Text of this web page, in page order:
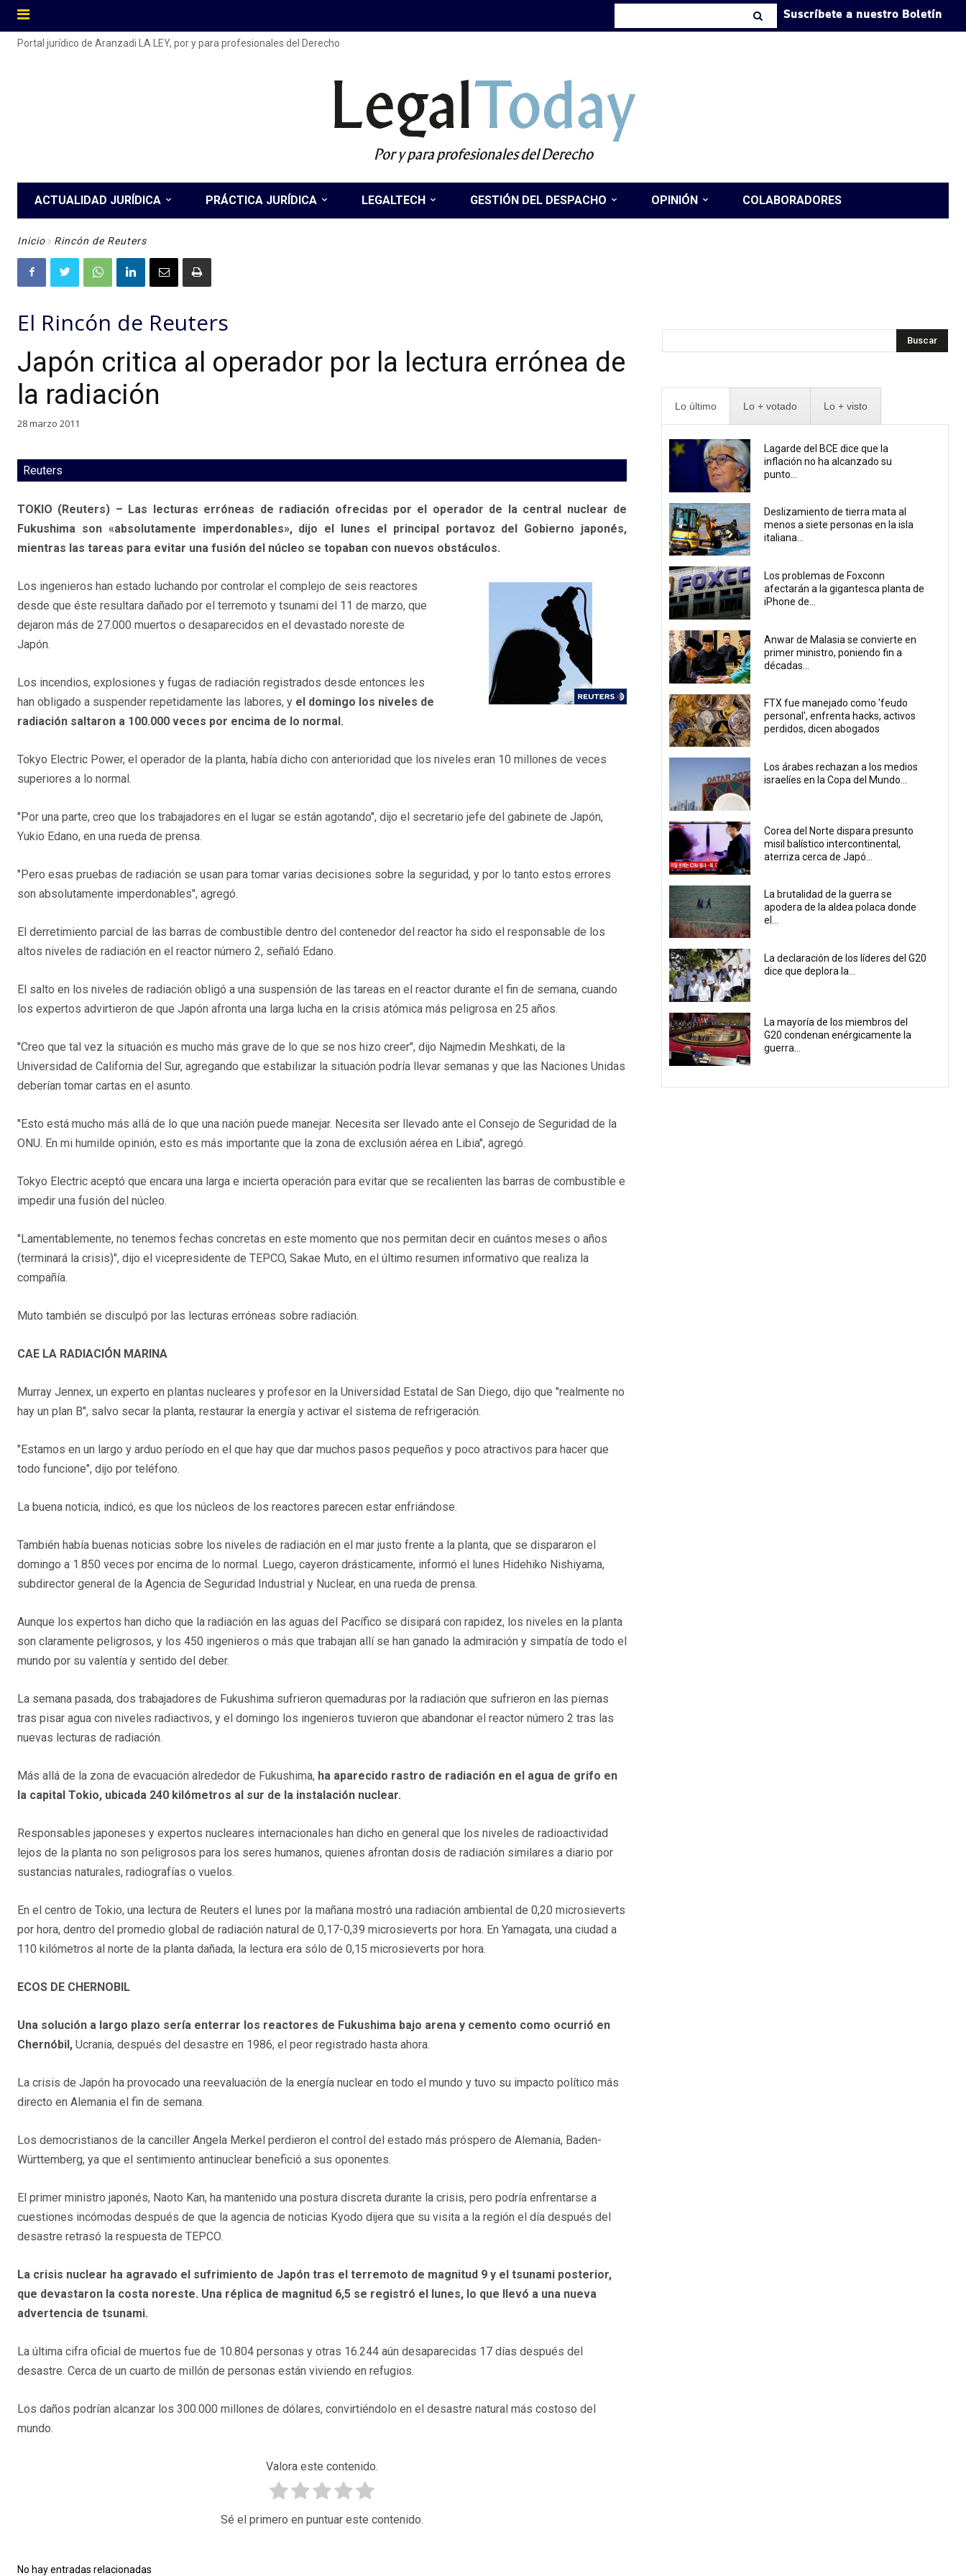
Suscríbete a nuestro Boletín
Portal jurídico de Aranzadi LA LEY, por y para profesionales del Derecho
LegalToday
Por y para profesionales del Derecho
ACTUALIDAD JURÍDICA PRÁCTICA JURÍDICA LEGALTECH GESTIÓN DEL DESPACHO OPINIÓN COLABORADORES
Inicio Rincón de Reuters
El Rincón de Reuters
Japón critica al operador por la lectura errónea de
la radiación
28 marzo 2011
Reuters
TOKIO (Reuters) – Las lecturas erróneas de radiación ofrecidas por el operador de la central nuclear de
Fukushima son «absolutamente imperdonables», dijo el lunes el principal portavoz del Gobierno japonés,
mientras las tareas para evitar una fusión del núcleo se topaban con nuevos obstáculos.
Los ingenieros han estado luchando por controlar el complejo de seis reactores
desde que éste resultara dañado por el terremoto y tsunami del 11 de marzo, que
dejaron más de 27.000 muertos o desaparecidos en el devastado noreste de
Japón.
Los incendios, explosiones y fugas de radiación registrados desde entonces les
han obligado a suspender repetidamente las labores, y el domingo los niveles de
radiación saltaron a 100.000 veces por encima de lo normal.
Tokyo Electric Power, el operador de la planta, había dicho con anterioridad que los niveles eran 10 millones de veces
superiores a lo normal.
"Por una parte, creo que los trabajadores en el lugar se están agotando", dijo el secretario jefe del gabinete de Japón,
Yukio Edano, en una rueda de prensa.
"Pero esas pruebas de radiación se usan para tomar varias decisiones sobre la seguridad, y por lo tanto estos errores
son absolutamente imperdonables", agregó.
El derretimiento parcial de las barras de combustible dentro del contenedor del reactor ha sido el responsable de los
altos niveles de radiación en el reactor número 2, señaló Edano.
El salto en los niveles de radiación obligó a una suspensión de las tareas en el reactor durante el fin de semana, cuando
los expertos advirtieron de que Japón afronta una larga lucha en la crisis atómica más peligrosa en 25 años.
"Creo que tal vez la situación es mucho más grave de lo que se nos hizo creer", dijo Najmedin Meshkati, de la
Universidad de California del Sur, agregando que estabilizar la situación podría llevar semanas y que las Naciones Unidas
deberían tomar cartas en el asunto.
"Esto está mucho más allá de lo que una nación puede manejar. Necesita ser llevado ante el Consejo de Seguridad de la
ONU. En mi humilde opinión, esto es más importante que la zona de exclusión aérea en Libia", agregó.
Tokyo Electric aceptó que encara una larga e incierta operación para evitar que se recalienten las barras de combustible e
impedir una fusión del núcleo.
"Lamentablemente, no tenemos fechas concretas en este momento que nos permitan decir en cuántos meses o años
(terminará la crisis)", dijo el vicepresidente de TEPCO, Sakae Muto, en el último resumen informativo que realiza la
compañía.
Muto también se disculpó por las lecturas erróneas sobre radiación.
CAE LA RADIACIÓN MARINA
Murray Jennex, un experto en plantas nucleares y profesor en la Universidad Estatal de San Diego, dijo que "realmente no
hay un plan B", salvo secar la planta, restaurar la energía y activar el sistema de refrigeración.
"Estamos en un largo y arduo período en el que hay que dar muchos pasos pequeños y poco atractivos para hacer que
todo funcione", dijo por teléfono.
La buena noticia, indicó, es que los núcleos de los reactores parecen estar enfriándose.
También había buenas noticias sobre los niveles de radiación en el mar justo frente a la planta, que se dispararon el
domingo a 1.850 veces por encima de lo normal. Luego, cayeron drásticamente, informó el lunes Hidehiko Nishiyama,
subdirector general de la Agencia de Seguridad Industrial y Nuclear, en una rueda de prensa.
Aunque los expertos han dicho que la radiación en las aguas del Pacífico se disipará con rapidez, los niveles en la planta
son claramente peligrosos, y los 450 ingenieros o más que trabajan allí se han ganado la admiración y simpatía de todo el
mundo por su valentía y sentido del deber.
La semana pasada, dos trabajadores de Fukushima sufrieron quemaduras por la radiación que sufrieron en las piernas
tras pisar agua con niveles radiactivos, y el domingo los ingenieros tuvieron que abandonar el reactor número 2 tras las
nuevas lecturas de radiación.
Más allá de la zona de evacuación alrededor de Fukushima, ha aparecido rastro de radiación en el agua de grifo en
la capital Tokio, ubicada 240 kilómetros al sur de la instalación nuclear.
Responsables japoneses y expertos nucleares internacionales han dicho en general que los niveles de radioactividad
lejos de la planta no son peligrosos para los seres humanos, quienes afrontan dosis de radiación similares a diario por
sustancias naturales, radiografías o vuelos.
En el centro de Tokio, una lectura de Reuters el lunes por la mañana mostró una radiación ambiental de 0,20 microsieverts
por hora, dentro del promedio global de radiación natural de 0,17-0,39 microsieverts por hora. En Yamagata, una ciudad a
110 kilómetros al norte de la planta dañada, la lectura era sólo de 0,15 microsieverts por hora.
ECOS DE CHERNOBIL
Una solución a largo plazo sería enterrar los reactores de Fukushima bajo arena y cemento como ocurrió en
Chernóbil, Ucrania, después del desastre en 1986, el peor registrado hasta ahora.
La crisis de Japón ha provocado una reevaluación de la energía nuclear en todo el mundo y tuvo su impacto político más
directo en Alemania el fin de semana.
Los democristianos de la canciller Angela Merkel perdieron el control del estado más próspero de Alemania, Baden-
Württemberg, ya que el sentimiento antinuclear benefició a sus oponentes.
El primer ministro japonés, Naoto Kan, ha mantenido una postura discreta durante la crisis, pero podría enfrentarse a
cuestiones incómodas después de que la agencia de noticias Kyodo dijera que su visita a la región el día después del
desastre retrasó la respuesta de TEPCO.
La crisis nuclear ha agravado el sufrimiento de Japón tras el terremoto de magnitud 9 y el tsunami posterior,
que devastaron la costa noreste. Una réplica de magnitud 6,5 se registró el lunes, lo que llevó a una nueva
advertencia de tsunami.
La última cifra oficial de muertos fue de 10.804 personas y otras 16.244 aún desaparecidas 17 días después del
desastre. Cerca de un cuarto de millón de personas están viviendo en refugios.
Los daños podrían alcanzar los 300.000 millones de dólares, convirtiéndolo en el desastre natural más costoso del
mundo.
Valora este contenido.
Sé el primero en puntuar este contenido.
No hay entradas relacionadas
Buscar
Lo último Lo + votado Lo + visto
Lagarde del BCE dice que la
inflación no ha alcanzado su
punto...
Deslizamiento de tierra mata al
menos a siete personas en la isla
italiana...
Los problemas de Foxconn
afectarán a la gigantesca planta de
iPhone de...
Anwar de Malasia se convierte en
primer ministro, poniendo fin a
décadas...
FTX fue manejado como 'feudo
personal', enfrenta hacks, activos
perdidos, dicen abogados
Los árabes rechazan a los medios
israelíes en la Copa del Mundo...
Corea del Norte dispara presunto
misil balístico intercontinental,
aterriza cerca de Japó...
La brutalidad de la guerra se
apodera de la aldea polaca donde
el...
La declaración de los líderes del G20
dice que deplora la...
La mayoría de los miembros del
G20 condenan enérgicamente la
guerra...